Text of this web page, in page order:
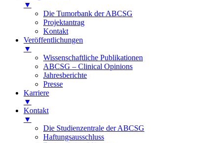
▼
Die Tumorbank der ABCSG
Projektantrag
Kontakt
Veröffentlichungen
▼
Wissenschaftliche Publikationen
ABCSG – Clinical Opinions
Jahresberichte
Presse
Karriere
▼
Kontakt
▼
Die Studienzentrale der ABCSG
Haftungsausschluss